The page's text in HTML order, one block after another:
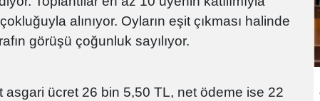
alınıyor. Oyların eşit çıkması halinde
görüşü çoğunluk sayılıyor.
asgari ücret 26 bin 5,50 TL, net ödeme ise 22